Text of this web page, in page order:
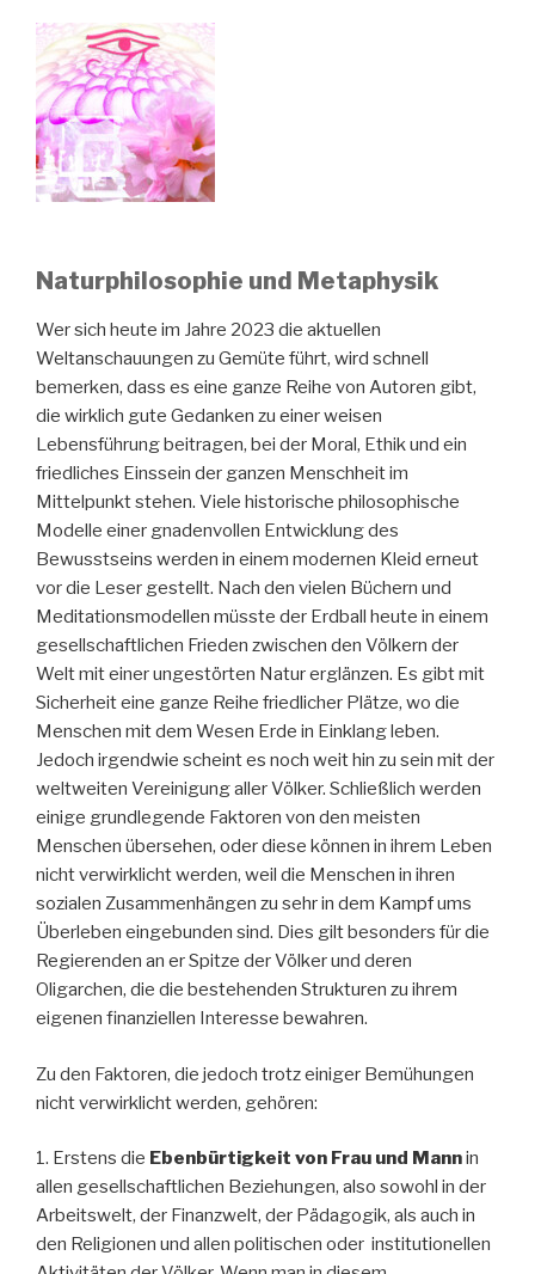
Naturphilosophie und Metaphysik
Wer sich heute im Jahre 2023 die aktuellen
Weltanschauungen zu Gemüte führt, wird schnell
bemerken, dass es eine ganze Reihe von Autoren gibt,
die wirklich gute Gedanken zu einer weisen
Lebensführung beitragen, bei der Moral, Ethik und ein
friedliches Einssein der ganzen Menschheit im
Mittelpunkt stehen. Viele historische philosophische
Modelle einer gnadenvollen Entwicklung des
Bewusstseins werden in einem modernen Kleid erneut
vor die Leser gestellt. Nach den vielen Büchern und
Meditationsmodellen müsste der Erdball heute in einem
gesellschaftlichen Frieden zwischen den Völkern der
Welt mit einer ungestörten Natur erglänzen. Es gibt mit
Sicherheit eine ganze Reihe friedlicher Plätze, wo die
Menschen mit dem Wesen Erde in Einklang leben.
Jedoch irgendwie scheint es noch weit hin zu sein mit der
weltweiten Vereinigung aller Völker. Schließlich werden
einige grundlegende Faktoren von den meisten
Menschen übersehen, oder diese können in ihrem Leben
nicht verwirklicht werden, weil die Menschen in ihren
sozialen Zusammenhängen zu sehr in dem Kampf ums
Überleben eingebunden sind. Dies gilt besonders für die
Regierenden an er Spitze der Völker und deren
Oligarchen, die die bestehenden Strukturen zu ihrem
eigenen finanziellen Interesse bewahren.
Zu den Faktoren, die jedoch trotz einiger Bemühungen
nicht verwirklicht werden, gehören:
1. Erstens die Ebenbürtigkeit von Frau und Mannin
allen gesellschaftlichen Beziehungen, also sowohl in der
Arbeitswelt, der Finanzwelt, der Pädagogik, als auch in
den Religionen und allen politischen oder institutionellen